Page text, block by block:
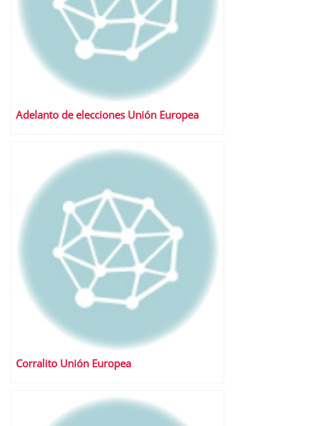
Adelanto de elecciones Unión Europea
Corralito Unión Europea